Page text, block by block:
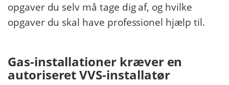
opgaver du selv må tage dig af, og hvilke
opgaver du skal have professionel hjælp til.
Gas-installationer kræver en
autoriseret VVS-installatør